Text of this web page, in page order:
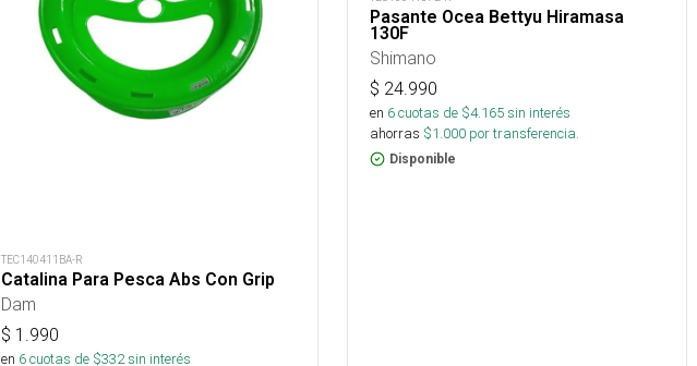
TEC140411BA-R
Catalina Para Pesca Abs Con Grip
Dam
$ 1.990
en 6cuotas de $332sin interés
Pasante Ocea Bettyu Hiramasa
130F
Shimano
$ 24.990
en 6cuotas de $4.165sin interés
ahorras $1.000 por transferencia.
Disponible